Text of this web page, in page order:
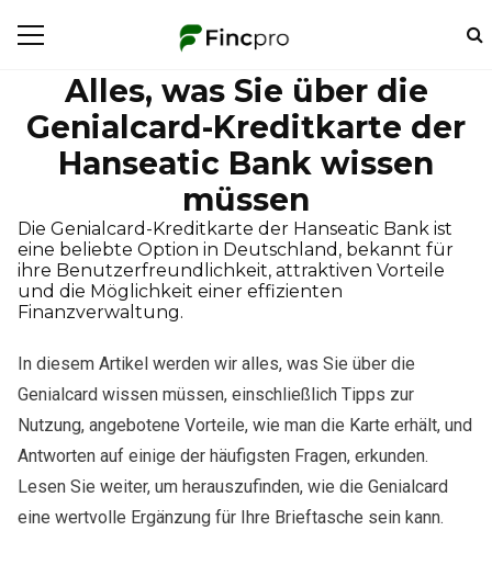
Alles, was Sie über die
Genialcard-Kreditkarte der
Hanseatic Bank wissen
müssen
Die Genialcard-Kreditkarte der Hanseatic Bank ist
eine beliebte Option in Deutschland, bekannt für
ihre Benutzerfreundlichkeit, attraktiven Vorteile
und die Möglichkeit einer effizienten
Finanzverwaltung.
In diesem Artikel werden wir alles, was Sie über die
Genialcard wissen müssen, einschließlich Tipps zur
Nutzung, angebotene Vorteile, wie man die Karte erhält, und
Antworten auf einige der häufigsten Fragen, erkunden.
Lesen Sie weiter, um herauszufinden, wie die Genialcard
eine wertvolle Ergänzung für Ihre Brieftasche sein kann.